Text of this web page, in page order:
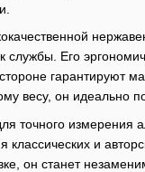
службы. Его
гарантируют
весу, он идеально
точного измерения
классических и
он станет